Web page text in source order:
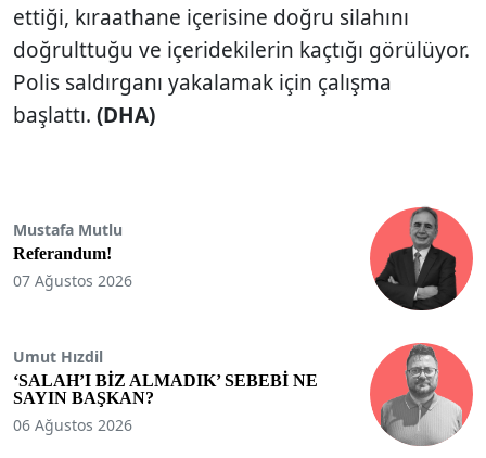
ettiği, kıraathane içerisine doğru silahını
doğrulttuğu ve içeridekilerin kaçtığı görülüyor.
Polis saldırganı yakalamak için çalışma
başlattı. (DHA)
Mustafa Mutlu
Referandum!
07 Ağustos 2026
Umut Hızdil
‘SALAH’I BİZ ALMADIK’ SEBEBİ NE
SAYIN BAŞKAN?
06 Ağustos 2026